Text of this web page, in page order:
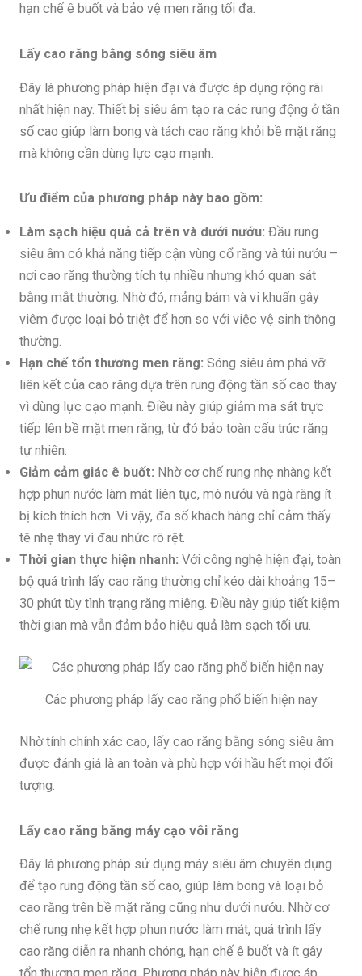
hạn chế ê buốt và bảo vệ men răng tối đa.
Lấy cao răng bằng sóng siêu âm
Đây là phương pháp hiện đại và được áp dụng rộng rãi
nhất hiện nay. Thiết bị siêu âm tạo ra các rung động ở tần
số cao giúp làm bong và tách cao răng khỏi bề mặt răng
mà không cần dùng lực cạo mạnh.
Ưu điểm của phương pháp này bao gồm:
Làm sạch hiệu quả cả trên và dưới nướu: Đầu rung
siêu âm có khả năng tiếp cận vùng cổ răng và túi nướu –
nơi cao răng thường tích tụ nhiều nhưng khó quan sát
bằng mắt thường. Nhờ đó, mảng bám và vi khuẩn gây
viêm được loại bỏ triệt để hơn so với việc vệ sinh thông
thường.
Hạn chế tổn thương men răng: Sóng siêu âm phá vỡ
liên kết của cao răng dựa trên rung động tần số cao thay
vì dùng lực cạo mạnh. Điều này giúp giảm ma sát trực
tiếp lên bề mặt men răng, từ đó bảo toàn cấu trúc răng
tự nhiên.
Giảm cảm giác ê buốt: Nhờ cơ chế rung nhẹ nhàng kết
hợp phun nước làm mát liên tục, mô nướu và ngà răng ít
bị kích thích hơn. Vì vậy, đa số khách hàng chỉ cảm thấy
tê nhẹ thay vì đau nhức rõ rệt.
Thời gian thực hiện nhanh: Với công nghệ hiện đại, toàn
bộ quá trình lấy cao răng thường chỉ kéo dài khoảng 15–
30 phút tùy tình trạng răng miệng. Điều này giúp tiết kiệm
thời gian mà vẫn đảm bảo hiệu quả làm sạch tối ưu.
Các phương pháp lấy cao răng phổ biến hiện nay
Nhờ tính chính xác cao, lấy cao răng bằng sóng siêu âm
được đánh giá là an toàn và phù hợp với hầu hết mọi đối
tượng.
Lấy cao răng bằng máy cạo vôi răng
Đây là phương pháp sử dụng máy siêu âm chuyên dụng
để tạo rung động tần số cao, giúp làm bong và loại bỏ
cao răng trên bề mặt răng cũng như dưới nướu. Nhờ cơ
chế rung nhẹ kết hợp phun nước làm mát, quá trình lấy
cao răng diễn ra nhanh chóng, hạn chế ê buốt và ít gây